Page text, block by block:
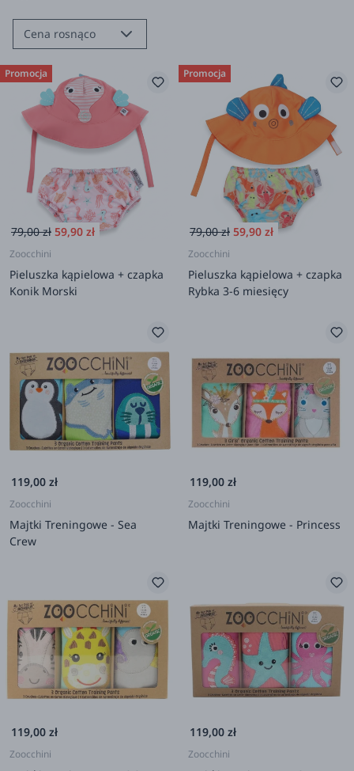
Cena rosnąco
Promocja
79,00 zł 59,90 zł
Zoocchini
Pieluszka kąpielowa + czapka
Konik Morski
Promocja
79,00 zł 59,90 zł
Zoocchini
Pieluszka kąpielowa + czapka
Rybka 3-6 miesięcy
119,00 zł
Zoocchini
Majtki Treningowe - Sea
Crew
119,00 zł
Zoocchini
Majtki Treningowe - Princess
119,00 zł
Zoocchini
119,00 zł
Zoocchini